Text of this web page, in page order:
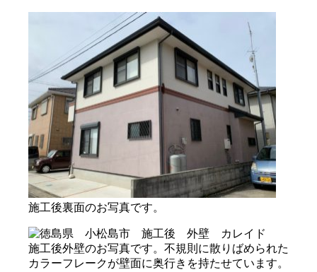
施工後裏面のお写真です。
施工後外壁のお写真です。不規則に散りばめられた
カラーフレークが壁面に奥行きを持たせています。